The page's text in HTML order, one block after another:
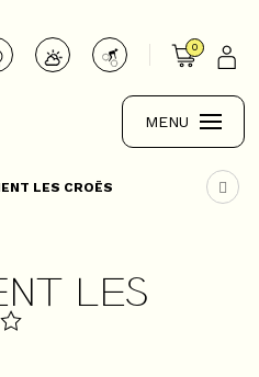
0
MENU
LES CROËS
LES